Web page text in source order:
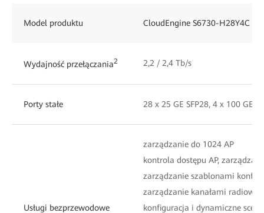
Model produktu CloudEngine S6730-H28Y4C
Wydajność przełączania2 2,2 / 2,4 Tb/s
Porty stałe 28 x 25 GE SFP28, 4 x 100 GE
Usługi bezprzewodowe
zarządzanie do 1024 AP
kontrola dostępu AP,
zarządzanie szablonami
zarządzanie kanałami
konfiguracja i dynamiczne